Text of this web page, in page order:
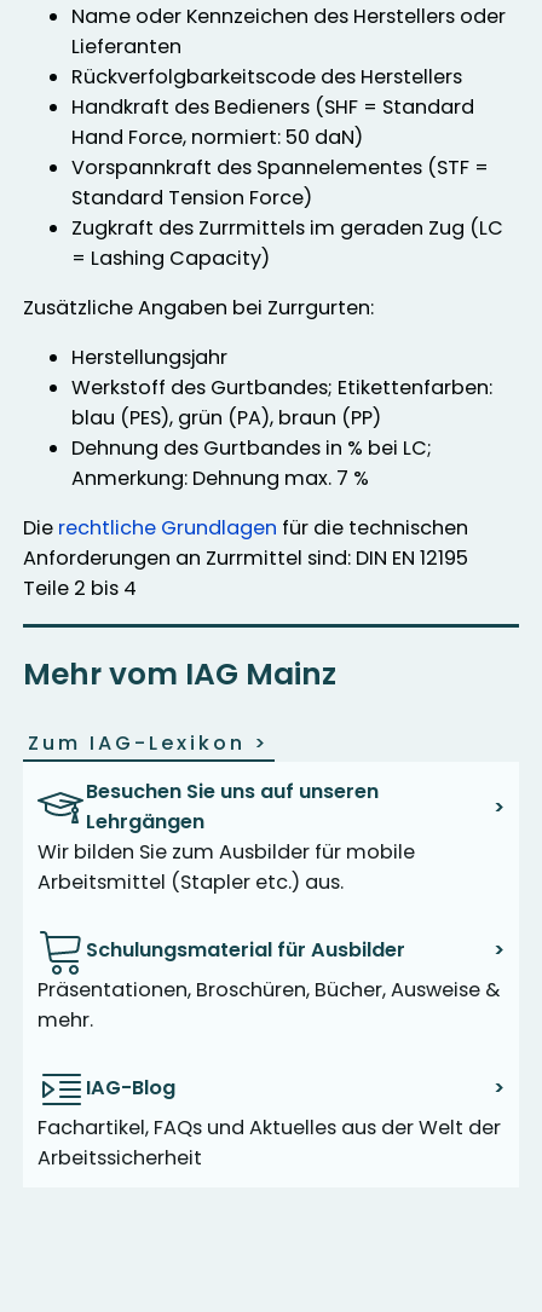
Name oder Kennzeichen des Herstellers oder
Lieferanten
Rückverfolgbarkeitscode des Herstellers
Handkraft des Bedieners (SHF = Standard
Hand Force, normiert: 50 daN)
Vorspannkraft des Spannelementes (STF =
Standard Tension Force)
Zugkraft des Zurrmittels im geraden Zug (LC
= Lashing Capacity)
Zusätzliche Angaben bei Zurrgurten:
Herstellungsjahr
Werkstoff des Gurtbandes; Etikettenfarben:
blau (PES), grün (PA), braun (PP)
Dehnung des Gurtbandes in % bei LC;
Anmerkung: Dehnung max. 7 %
Die rechtliche Grundlagen für die technischen
Anforderungen an Zurrmittel sind: DIN EN 12195
Teile 2 bis 4
Mehr vom IAG Mainz
Zum IAG-Lexikon >
Besuchen Sie uns auf unseren
Lehrgängen
>
Wir bilden Sie zum Ausbilder für mobile
Arbeitsmittel (Stapler etc.) aus.
Schulungsmaterial für Ausbilder
>
Präsentationen, Broschüren, Bücher, Ausweise &
mehr.
IAG-Blog
>
Fachartikel, FAQs und Aktuelles aus der Welt der
Arbeitssicherheit